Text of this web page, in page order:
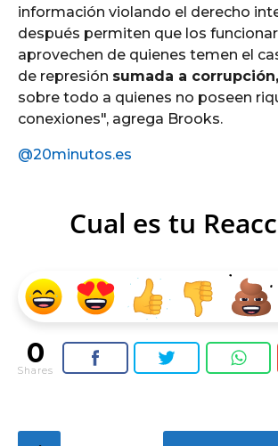
información violando el derecho
después permiten que los
aprovechen de quienes temen el
de represión sumada a corrupción,
sobre todo a quienes no poseen
conexiones", agrega Brooks.
@20minutos.es
Cual es tu
0
Shares